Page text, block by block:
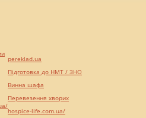
pereklad.ua
Підготовка до НМТ / ЗНО
Винна шафа
Перевезення хворих
hospice-life.com.ua/